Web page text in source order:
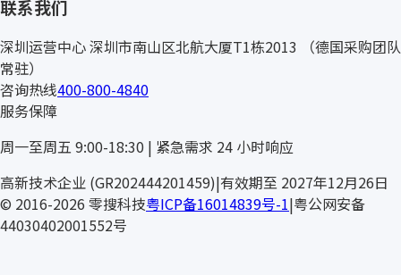
联系我们
深圳运营中心深圳市南山区北航大厦T1栋2013
（德国采购团队
常驻）
咨询热线400-800-4840
服务保障
周一至周五 9:00-18:30 | 紧急需求 24 小时响应
高新技术企业 (GR202444201459)|有效期至 2027年12月26日
© 2016-2026 零搜科技粤ICP备16014839号-1|粤公网安备
44030402001552号